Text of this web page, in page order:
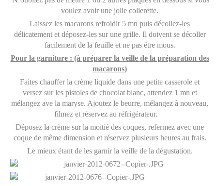
voulez avoir une jolie collerette.
Laissez les macarons refroidir 5 mn puis décollez-les
délicatement et déposez-les sur une grille. Il doivent se décoller
facilement de la feuille et ne pas être mous.
Pour la garniture : (à préparer la veille de la préparation des
macarons)
Faites chauffer la crème liquide dans une petite casserole et
versez sur les pistoles de chocolat blanc, attendez 1 mn et
mélangez ave la maryse. Ajoutez le beurre, mélangez à nouveau,
filmez et réservez au réfrigérateur.
Déposez la crème sur la moitié des coques, refermez avec une
coque de même dimension et réservez plusieurs heures au frais.
Le mieux étant de les garnir la veille de la dégustation.